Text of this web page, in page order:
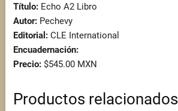
Título:Echo A2 Libro
Autor:Pechevy
Editorial:CLE International
Encuadernación:
Precio:$545.00 MXN
Productos relacionados